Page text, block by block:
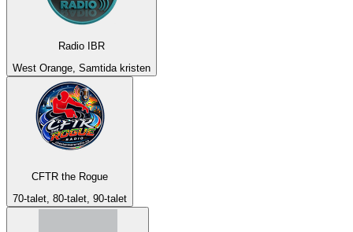
Radio IBR
West Orange, Samtida kristen
CFTR the Rogue
70-talet, 80-talet, 90-talet